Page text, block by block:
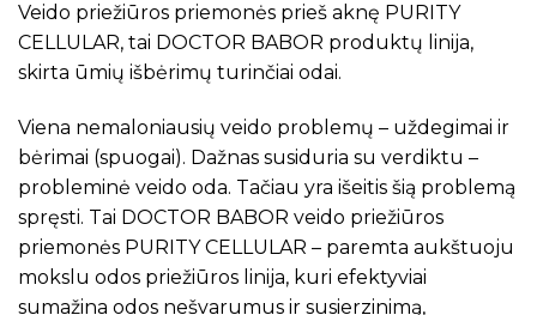
Veido priežiūros priemonės prieš aknę PURITY
CELLULAR, tai DOCTOR BABOR produktų linija,
skirta ūmių išbėrimų turinčiai odai.
Viena nemaloniausių veido problemų – uždegimai ir
bėrimai (spuogai). Dažnas susiduria su verdiktu –
probleminė veido oda. Tačiau yra išeitis šią problemą
spręsti. Tai DOCTOR BABOR veido priežiūros
priemonės PURITY CELLULAR – paremta aukštuoju
mokslu odos priežiūros linija, kuri efektyviai
sumažina odos nešvarumus ir susierzinimą,